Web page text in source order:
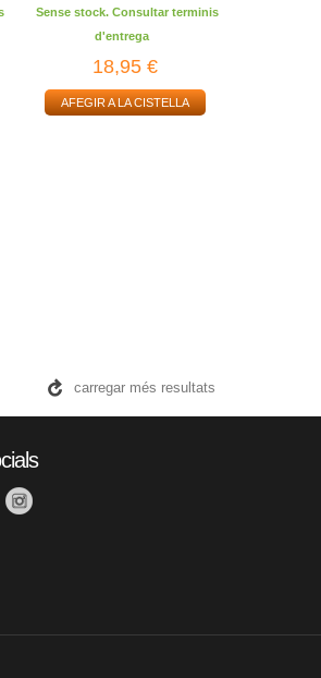
Sense stock. Consultar terminis
d'entrega
18,95 €
AFEGIR A LA CISTELLA
carregar més resultats